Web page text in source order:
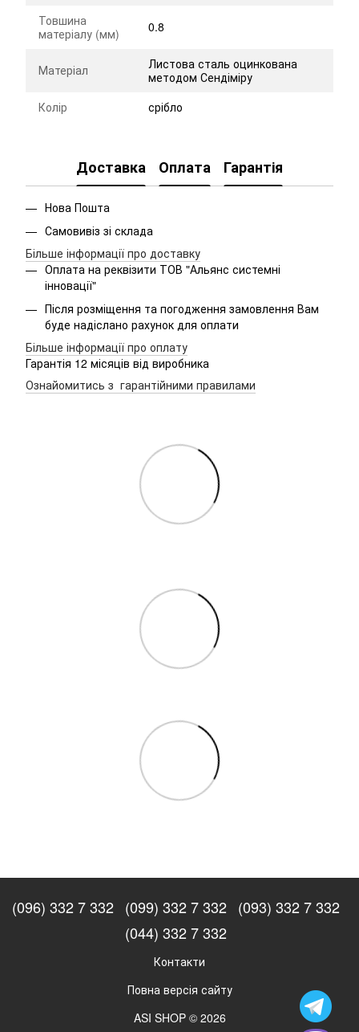
Товшина
матеріалу (мм)
0.8
Матеріал
Листова сталь оцинкована
методом Сендіміру
Колір
срібло
Доставка Оплата Гарантія
Нова Пошта
Самовивіз зі склада
Більше інформації про доставку
Оплата на реквізити ТОВ "Альянс системні
інновації"
Після розміщення та погодження замовлення Вам
буде надіслано рахунок для оплати
Більше інформації про оплату
Гарантія 12 місяців від виробника
Ознайомитись з гарантійними правилами
(096) 332 7 332 (099) 332 7 332 (093) 332 7 332
(044) 332 7 332
Контакти
Повна версія сайту
ASI SHOP © 2026